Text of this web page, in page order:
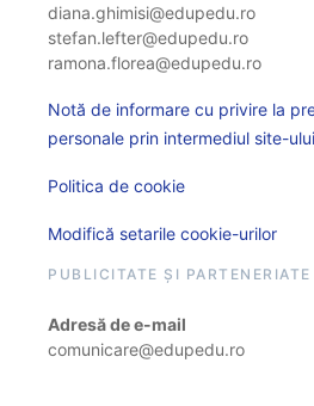
diana.ghimisi@edupedu.ro
stefan.lefter@edupedu.ro
ramona.florea@edupedu.ro
Notă de informare cu privire la
personale prin intermediul site-ului
Politica de cookie
Modifică setarile cookie-urilor
PUBLICITATE ȘI PARTENERIATE
Adresă de e-mail
comunicare@edupedu.ro